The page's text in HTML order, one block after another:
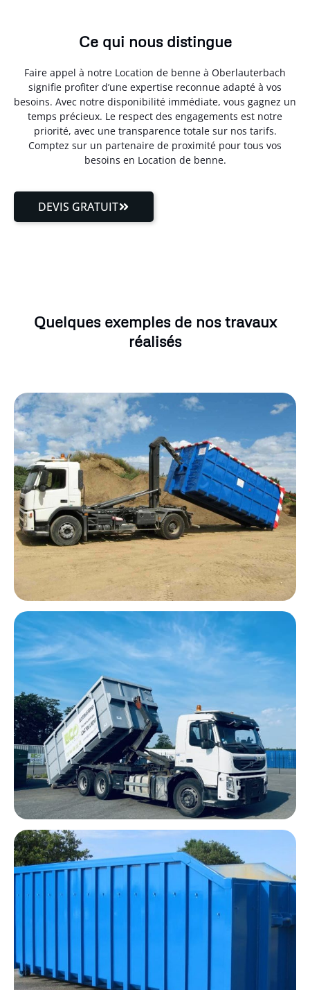
Ce qui nous distingue
Faire appel à notre Location de benne à Oberlauterbach
signifie profiter d’une expertise reconnue adapté à vos
besoins. Avec notre disponibilité immédiate, vous gagnez un
temps précieux. Le respect des engagements est notre
priorité, avec une transparence totale sur nos tarifs.
Comptez sur un partenaire de proximité pour tous vos
besoins en Location de benne.
DEVIS GRATUIT
Quelques exemples de nos travaux
réalisés